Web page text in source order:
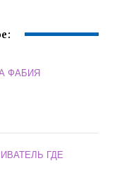
ФАБИЯ
ГДЕ